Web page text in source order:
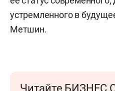
устремленного в
Метшин.
Читайте БИЗНЕС